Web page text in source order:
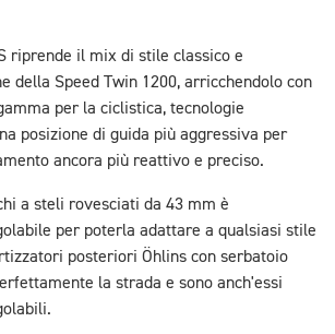
riprende il mix di stile classico e
della Speed Twin 1200, arricchendolo con
per la ciclistica, tecnologie
posizione di guida più aggressiva per
ancora più reattivo e preciso.
a steli rovesciati da 43 mm è
per poterla adattare a qualsiasi stile
posteriori Öhlins con serbatoio
la strada e sono anch'essi